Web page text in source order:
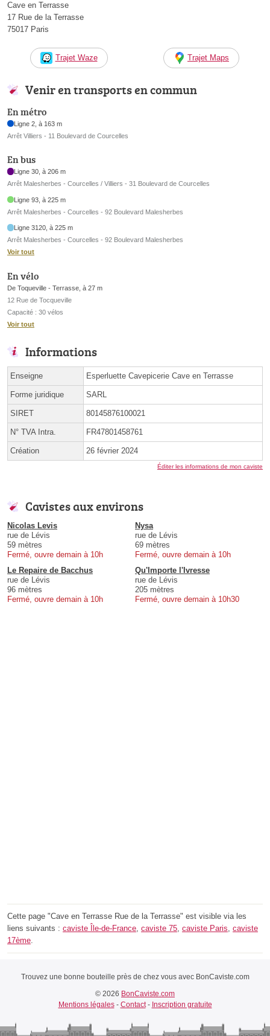
Cave en Terrasse
17 Rue de la Terrasse
75017 Paris
Trajet Waze Trajet Maps
Venir en transports en commun
En métro
Ligne 2, à 163 m
Arrêt Villiers - 11 Boulevard de Courcelles
En bus
Ligne 30, à 206 m
Arrêt Malesherbes - Courcelles / Villiers - 31 Boulevard de Courcelles
Ligne 93, à 225 m
Arrêt Malesherbes - Courcelles - 92 Boulevard Malesherbes
Ligne 3120, à 225 m
Arrêt Malesherbes - Courcelles - 92 Boulevard Malesherbes
Voir tout
En vélo
De Toqueville - Terrasse, à 27 m
12 Rue de Tocqueville
Capacité : 30 vélos
Voir tout
Informations
Enseigne Esperluette Cavepicerie Cave en Terrasse
Forme juridique SARL
SIRET 80145876100021
N° TVA Intra. FR47801458761
Création 26 février 2024
Éditer les informations de mon caviste
Cavistes aux environs
Nicolas Levis
rue de Lévis
59 mètres
Fermé, ouvre demain à 10h
Nysa
rue de Lévis
69 mètres
Fermé, ouvre demain à 10h
Le Repaire de Bacchus
rue de Lévis
96 mètres
Fermé, ouvre demain à 10h
Qu'Importe l'Ivresse
rue de Lévis
205 mètres
Fermé, ouvre demain à 10h30
Cette page "Cave en Terrasse Rue de la Terrasse" est visible via les
liens suivants : caviste Île-de-France caviste 75 caviste Paris caviste
17ème
Trouvez une bonne bouteille près de chez vous avec BonCaviste.com
© 2026 BonCaviste.com
Mentions légales- Contact- Inscription gratuite